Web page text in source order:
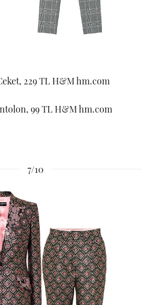
229 TL H&M hm.com
99 TL H&M hm.com
7/10